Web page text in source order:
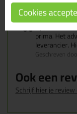
Oppassen
prima. Het
leverancier.
Geschreven
Ook een
Schrijf hier je
Cookies